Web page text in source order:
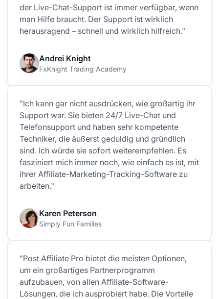
der Live-Chat-Support ist immer verfügbar, wenn
man Hilfe braucht. Der Support ist wirklich
herausragend – schnell und wirklich hilfreich."
Andrei Knight
FxKnight Trading Academy
"Ich kann gar nicht ausdrücken, wie großartig ihr
Support war. Sie bieten 24/7 Live-Chat und
Telefonsupport und haben sehr kompetente
Techniker, die äußerst geduldig und gründlich
sind. Ich würde sie sofort weiterempfehlen. Es
fasziniert mich immer noch, wie einfach es ist, mit
ihrer Affiliate-Marketing-Tracking-Software zu
arbeiten."
Karen Peterson
Simply Fun Families
"Post Affiliate Pro bietet die meisten Optionen,
um ein großartiges Partnerprogramm
aufzubauen, von allen Affiliate-Software-
Lösungen, die ich ausprobiert habe. Die Vorteile